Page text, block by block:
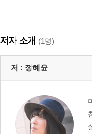
저자 소개 (1명)
저 : 정혜윤